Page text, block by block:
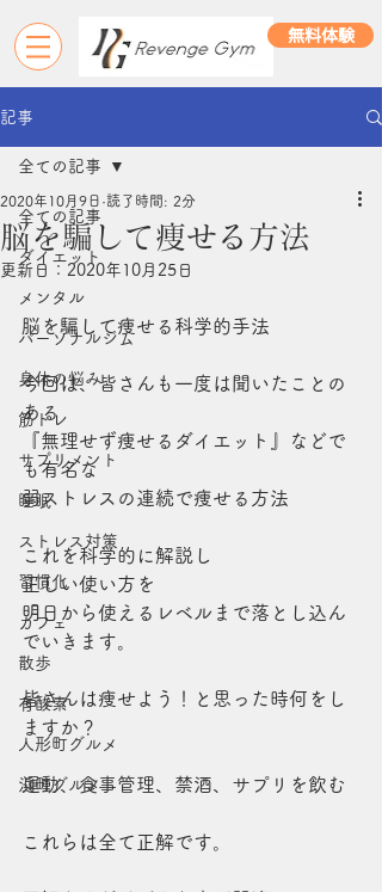
無料体験
記事
全ての記事
ダイエット
メンタル
パーソナルジム
身体の悩み
筋トレ
サプリメント
睡眠
ストレス対策
習慣化
カフェ
散歩
有酸素
人形町グルメ
浜町グルメ
全ての記事
脳を騙して痩せる方法
2020年10月9日 読了時間: 2分
更新日： 2020年10月25日
脳を騙して痩せる科学的手法
今回は、皆さんも一度は聞いたことの
ある
『無理せず痩せるダイエット』などで
も有名な
弱ストレスの連続で痩せる方法
これを科学的に解説し
正しい使い方を
明日から使えるレベルまで落とし込ん
でいきます。
皆さんは痩せよう！と思った時何をし
ますか？
運動、食事管理、禁酒、サプリを飲む
これらは全て正解です。